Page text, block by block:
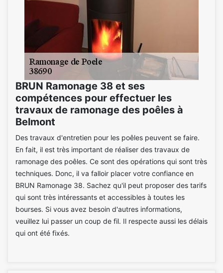
BRUN Ramonage 38 et ses
compétences pour effectuer les
travaux de ramonage des poêles à
Belmont
Des travaux d'entretien pour les poêles peuvent se faire.
En fait, il est très important de réaliser des travaux de
ramonage des poêles. Ce sont des opérations qui sont très
techniques. Donc, il va falloir placer votre confiance en
BRUN Ramonage 38. Sachez qu'il peut proposer des tarifs
qui sont très intéressants et accessibles à toutes les
bourses. Si vous avez besoin d'autres informations,
veuillez lui passer un coup de fil. Il respecte aussi les délais
qui ont été fixés.